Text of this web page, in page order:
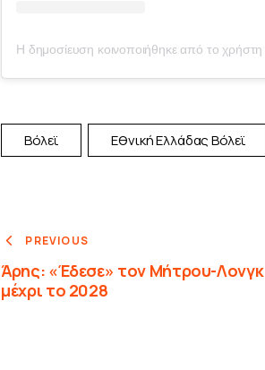
Βόλεϊ Εθνική Ελλάδας Βόλεϊ
PREVIOUS
Άρης: «Έδεσε» τον Μήτρου-Λονγκ
μέχρι το 2028